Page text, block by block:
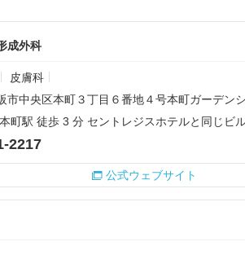
成外科
皮膚科
市中央区本町３丁目６番地４号本町ガーデン
町駅 徒歩 3 分 セントレジスホテルと同じビ
2217
公式ウェブサイト